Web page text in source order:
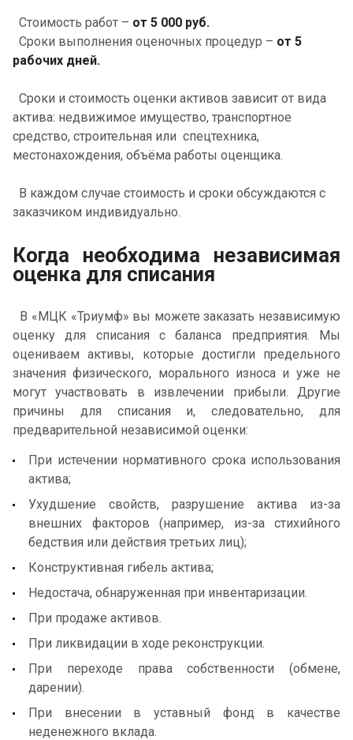
Стоимость работ – от 5 000 руб.
Сроки выполнения оценочных процедур – от 5
рабочих дней.
Сроки и стоимость оценки активов зависит от вида
актива: недвижимое имущество, транспортное
средство, строительная или спецтехника,
местонахождения, объёма работы оценщика.
В каждом случае стоимость и сроки обсуждаются с
заказчиком индивидуально.
Когда необходима независимая
оценка для списания
В «МЦК «Триумф» вы можете заказать независимую
оценку для списания с баланса предприятия. Мы
оцениваем активы, которые достигли предельного
значения физического, морального износа и уже не
могут участвовать в извлечении прибыли. Другие
причины для списания и, следовательно, для
предварительной независимой оценки:
При истечении нормативного срока использования
актива;
Ухудшение свойств, разрушение актива из-за
внешних факторов (например, из-за стихийного
бедствия или действия третьих лиц);
Конструктивная гибель актива;
Недостача, обнаруженная при инвентаризации.
При продаже активов.
При ликвидации в ходе реконструкции.
При переходе права собственности (обмене,
дарении).
При внесении в уставный фонд в качестве
неденежного вклада.